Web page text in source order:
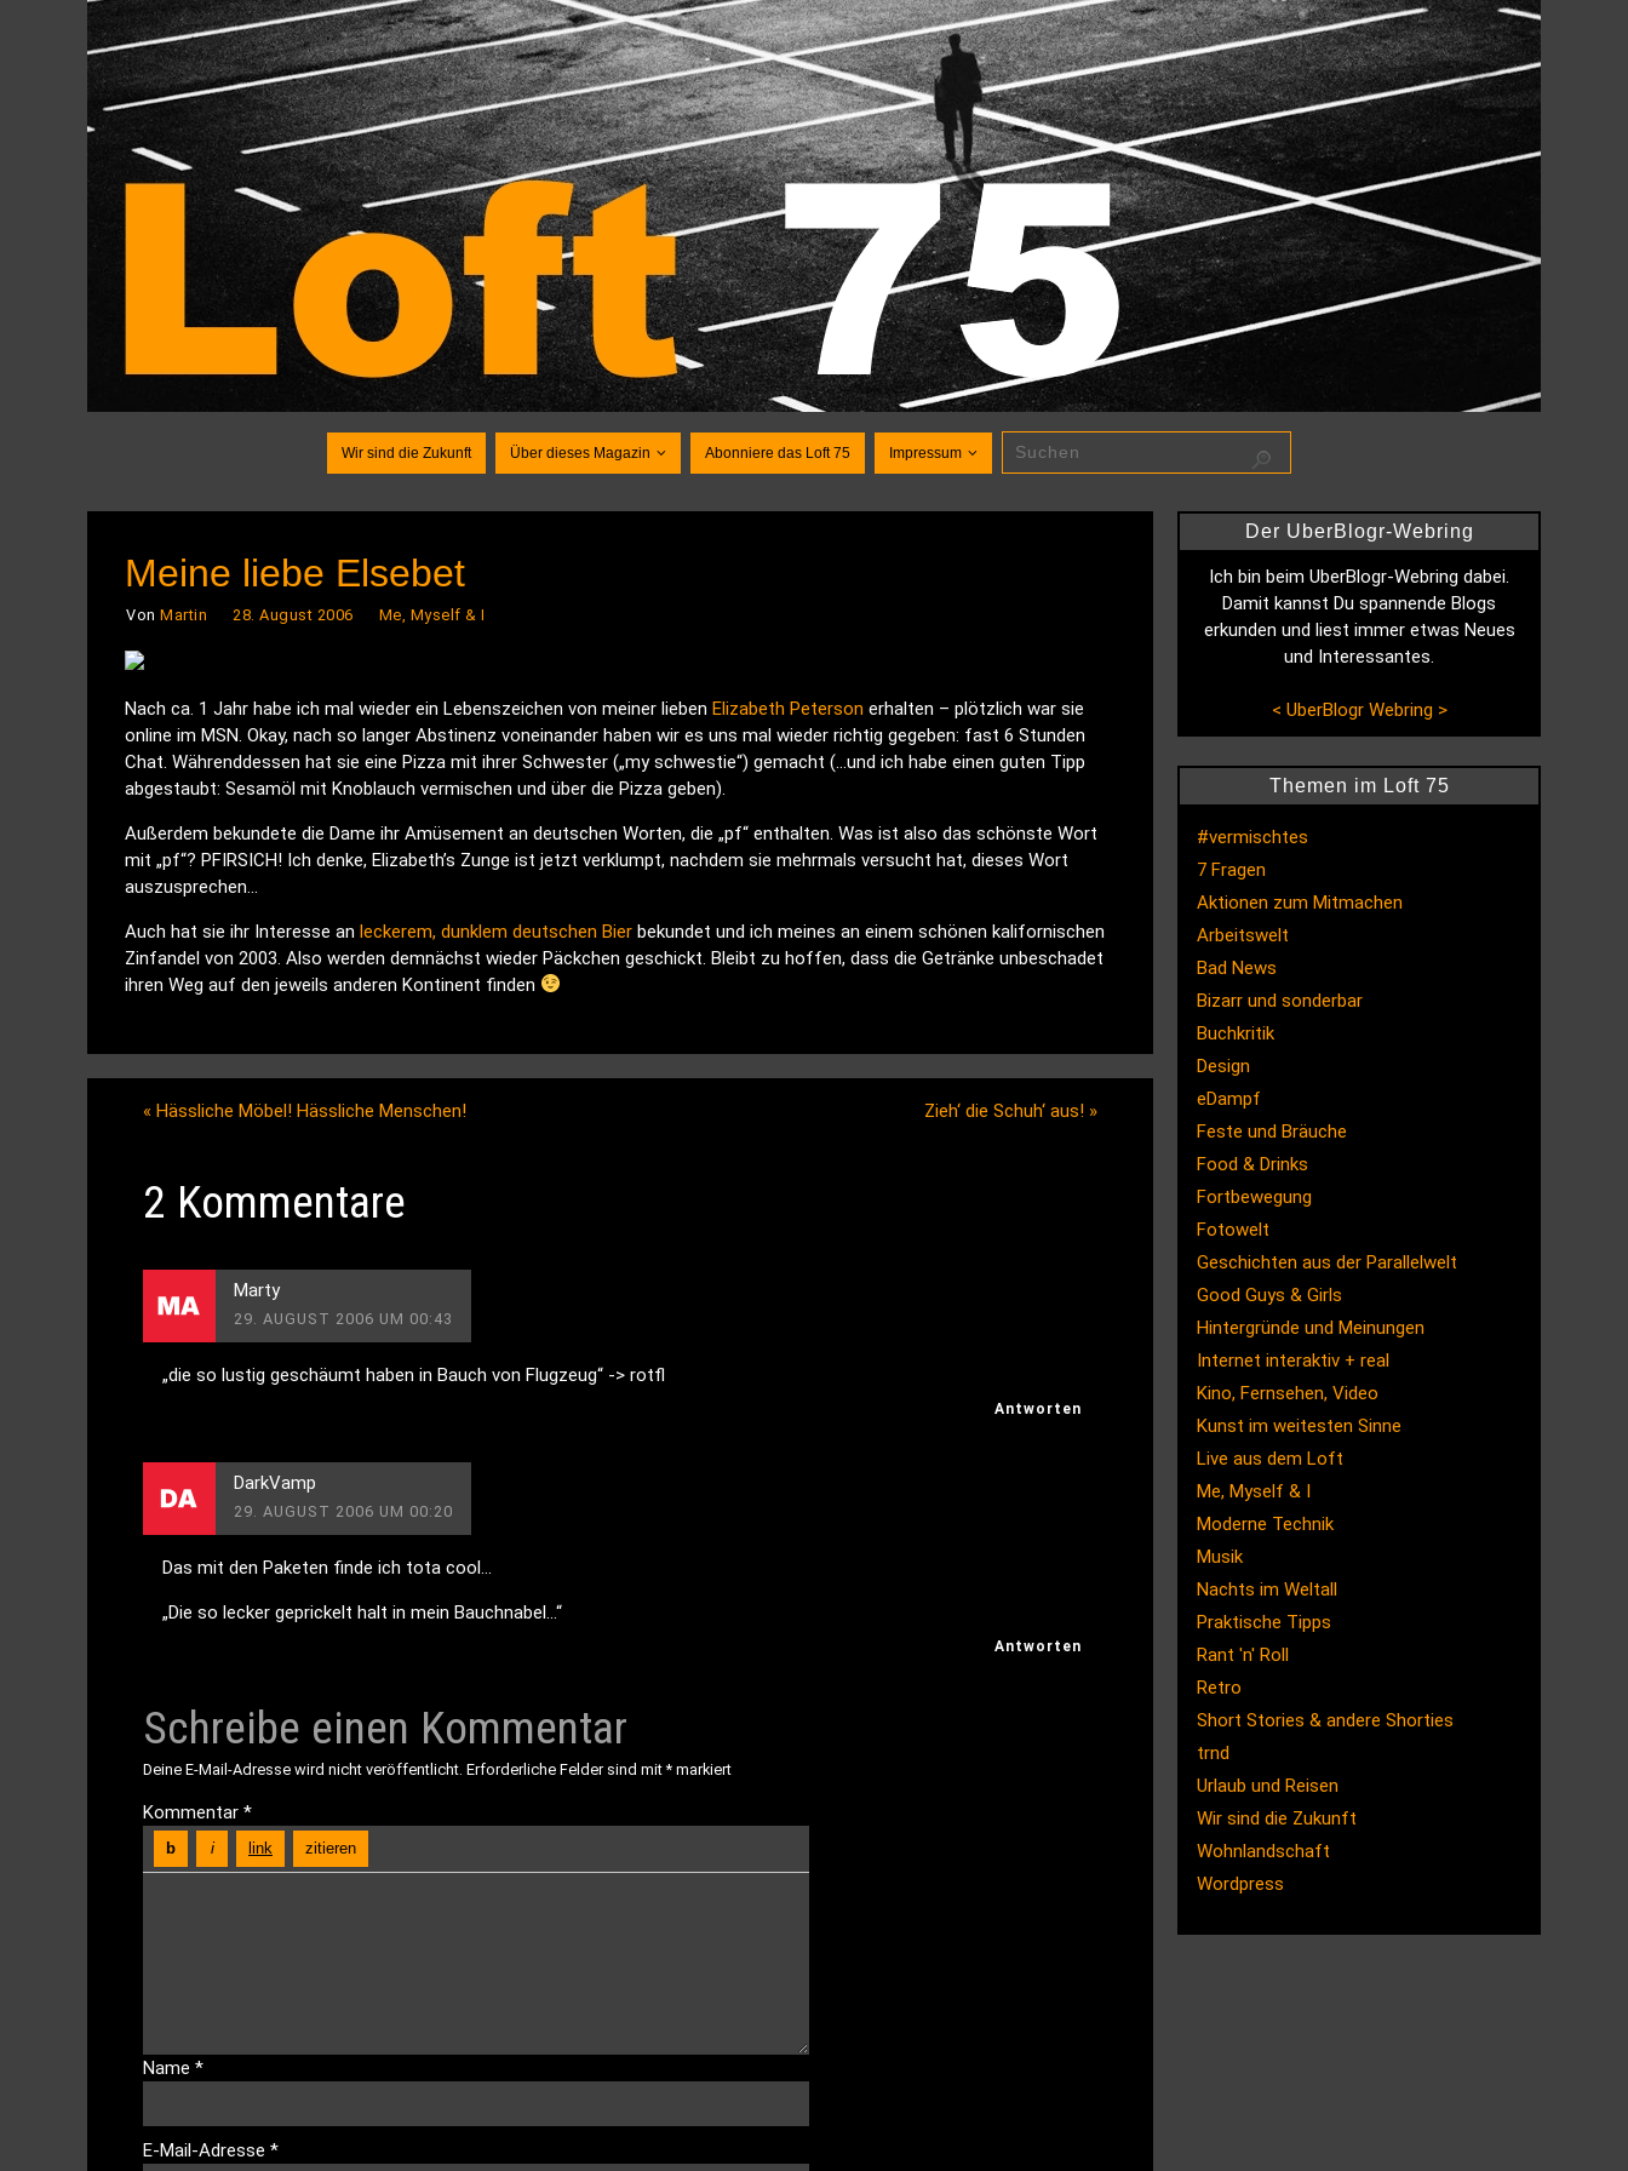
Wir sind die Zukunft Über dieses Magazin Abonniere das Loft 75 Impressum
Meine liebe Elsebet
Von Martin 28. August 2006 Me, Myself & I
Nach ca. 1 Jahr habe ich mal wieder ein Lebenszeichen von meiner lieben Elizabeth Peterson erhalten – plötzlich war sie
online im MSN. Okay, nach so langer Abstinenz voneinander haben wir es uns mal wieder richtig gegeben: fast 6 Stunden
Chat. Währenddessen hat sie eine Pizza mit ihrer Schwester („my schwestie“) gemacht (…und ich habe einen guten Tipp
abgestaubt: Sesamöl mit Knoblauch vermischen und über die Pizza geben).
Außerdem bekundete die Dame ihr Amüsement an deutschen Worten, die „pf“ enthalten. Was ist also das schönste Wort
mit „pf“? PFIRSICH! Ich denke, Elizabeth’s Zunge ist jetzt verklumpt, nachdem sie mehrmals versucht hat, dieses Wort
auszusprechen…
Auch hat sie ihr Interesse an leckerem, dunklem deutschen Bier bekundet und ich meines an einem schönen kalifornischen
Zinfandel von 2003. Also werden demnächst wieder Päckchen geschickt. Bleibt zu hoffen, dass die Getränke unbeschadet
ihren Weg auf den jeweils anderen Kontinent finden
« Hässliche Möbel! Hässliche Menschen! Zieh‘ die Schuh‘ aus! »
2 Kommentare
Marty
29. AUGUST 2006 UM 00:43
„die so lustig geschäumt haben in Bauch von Flugzeug“ -> rotfl
Antworten
DarkVamp
29. AUGUST 2006 UM 00:20
Das mit den Paketen finde ich tota cool…
„Die so lecker geprickelt halt in mein Bauchnabel…“
Antworten
Schreibe einen Kommentar
Deine E-Mail-Adresse wird nicht veröffentlicht. Erforderliche Felder sind mit* markiert
Kommentar *
Name *
E-Mail-Adresse *
Der UberBlogr-Webring
Ich bin beim UberBlogr-Webring dabei.
Damit kannst Du spannende Blogs
erkunden und liest immer etwas Neues
und Interessantes.
< UberBlogr Webring >
Themen im Loft 75
#vermischtes
7 Fragen
Aktionen zum Mitmachen
Arbeitswelt
Bad News
Bizarr und sonderbar
Buchkritik
Design
eDampf
Feste und Bräuche
Food & Drinks
Fortbewegung
Fotowelt
Geschichten aus der Parallelwelt
Good Guys & Girls
Hintergründe und Meinungen
Internet interaktiv + real
Kino, Fernsehen, Video
Kunst im weitesten Sinne
Live aus dem Loft
Me, Myself & I
Moderne Technik
Musik
Nachts im Weltall
Praktische Tipps
Rant 'n' Roll
Retro
Short Stories & andere Shorties
trnd
Urlaub und Reisen
Wir sind die Zukunft
Wohnlandschaft
Wordpress